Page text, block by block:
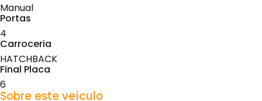
Manual
Portas
4
Carroceria
HATCHBACK
Final Placa
6
Sobre este veículo